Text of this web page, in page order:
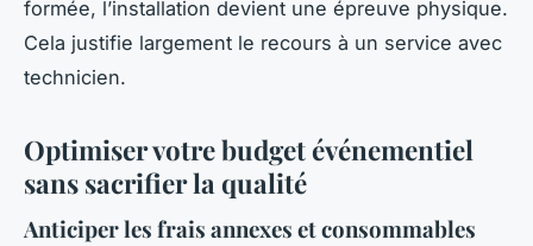
formée, l’installation devient une épreuve physique.
Cela justifie largement le recours à un service avec
technicien.
Optimiser votre budget événementiel
sans sacrifier la qualité
Anticiper les frais annexes et consommables